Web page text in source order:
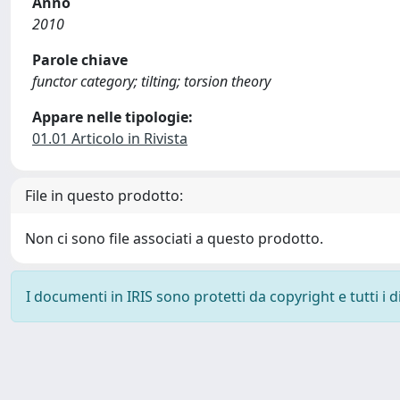
2010
Parole chiave
functor category; tilting; torsion theory
Appare nelle tipologie:
01.01 Articolo in Rivista
File in questo prodotto:
Non ci sono file associati a questo prodotto.
I documenti in IRIS sono protetti da copyright e tutti i